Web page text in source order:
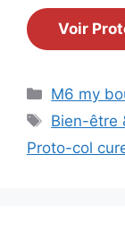
Voir
Catégories
M6 my
Étiquettes
Bien-être
Proto-col